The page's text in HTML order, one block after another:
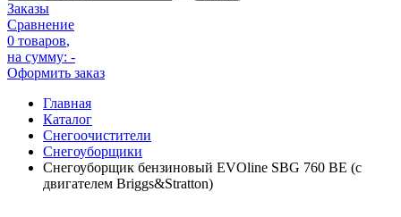
Заказы
Сравнение
0 товаров,
на сумму: -
Оформить заказ
Главная
Каталог
Снегоочистители
Снегоуборщики
Снегоуборщик бензиновый EVOline SBG 760 BE (с
двигателем Briggs&Stratton)